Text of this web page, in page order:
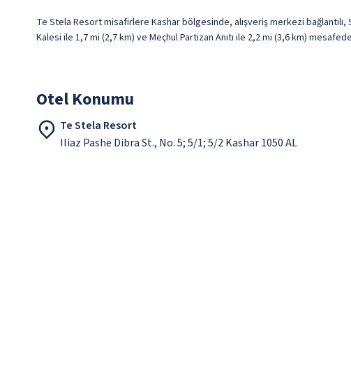
Te Stela Resort misafirlere Kashar bölgesinde, alışveriş merkezi
Kalesi ile 1,7 mi (2,7 km) ve Meçhul Partizan Anıtı ile 2,2 mi (3,6 km)
Otel Konumu
Te Stela Resort
Iliaz Pashë Dibra St., No. 5; 5/1; 5/2 Kashar 1050 AL